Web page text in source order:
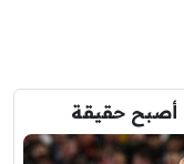
أصبح حقيقة